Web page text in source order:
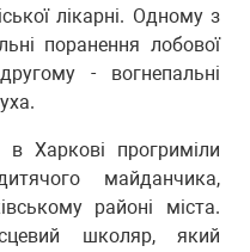
лікарні. Одному з
поранення лобової
- вогнепальні
Харкові прогриміли
майданчика,
районі міста.
школяр, який